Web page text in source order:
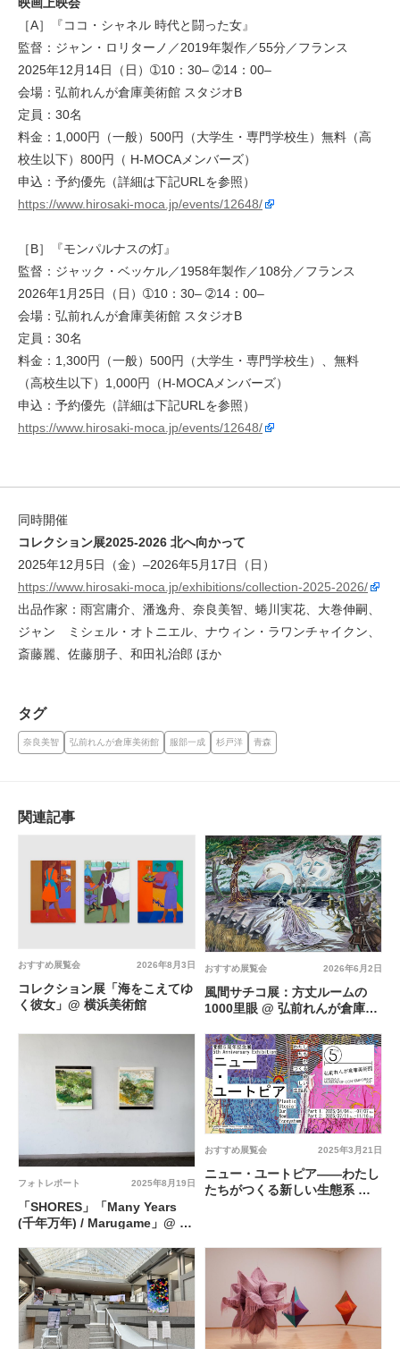
映画上映会
［A］『ココ・シャネル 時代と闘った⼥』
監督：ジャン・ロリターノ／2019年製作／55分／フランス
2025年12⽉14⽇（⽇）➀10：30– ➁14：00–
会場：弘前れんが倉庫美術館 スタジオB
定員：30名
料⾦：1,000円（⼀般）500円（⼤学⽣・専⾨学校⽣）無料（⾼
校⽣以下）800円（ H-MOCAメンバーズ）
申込：予約優先（詳細は下記URLを参照）
https://www.hirosaki-moca.jp/events/12648/
［B］『モンパルナスの灯』
監督：ジャック・ベッケル／1958年製作／108分／フランス
2026年1⽉25⽇（⽇）➀10：30– ➁14：00–
会場：弘前れんが倉庫美術館 スタジオB
定員：30名
料⾦：1,300円（⼀般）500円（⼤学⽣・専⾨学校⽣）、無料
（⾼校⽣以下）1,000円（H-MOCAメンバーズ）
申込：予約優先（詳細は下記URLを参照）
https://www.hirosaki-moca.jp/events/12648/
同時開催
コレクション展2025-2026 北へ向かって
2025年12月5日（金）–2026年5月17日（日）
https://www.hirosaki-moca.jp/exhibitions/collection-2025-2026/
出品作家：⾬宮庸介、潘逸⾈、奈良美智、蜷川実花、⼤巻伸嗣、
ジャン゠ミシェル・オトニエル、ナウィン・ラワンチャイクン、
斎藤麗、佐藤朋⼦、和⽥礼治郎 ほか
タグ
奈良美智 弘前れんが倉庫美術館 服部⼀成 杉戸洋 青森
関連記事
2026年8月3日
おすすめ展覧会
コレクション展「海をこえてゆ
く彼女」@ 横浜美術館
2026年6月2日
おすすめ展覧会
⾵間サチコ展：⽅丈ルームの
1000⾥眼 @ 弘前れんが倉庫美
2025年8月19日
フォトレポート
「SHORES」「Many Years
(千年万年) / Marugame」@ 丸
2025年3月21日
おすすめ展覧会
ニュー・ユートピア——わたし
たちがつくる新しい生態系 @